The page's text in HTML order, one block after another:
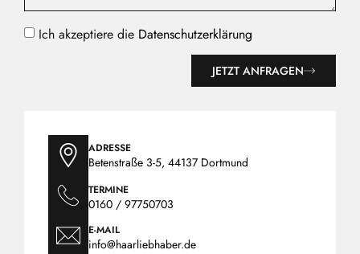
ADRESSE
Betenstraße 3-5, 44137 Dortmund
TERMINE
0160 / 97750703
E-MAIL
info@haarliebhaber.de
Ich akzeptiere die Datenschutzerklärung
JETZT ANFRAGEN